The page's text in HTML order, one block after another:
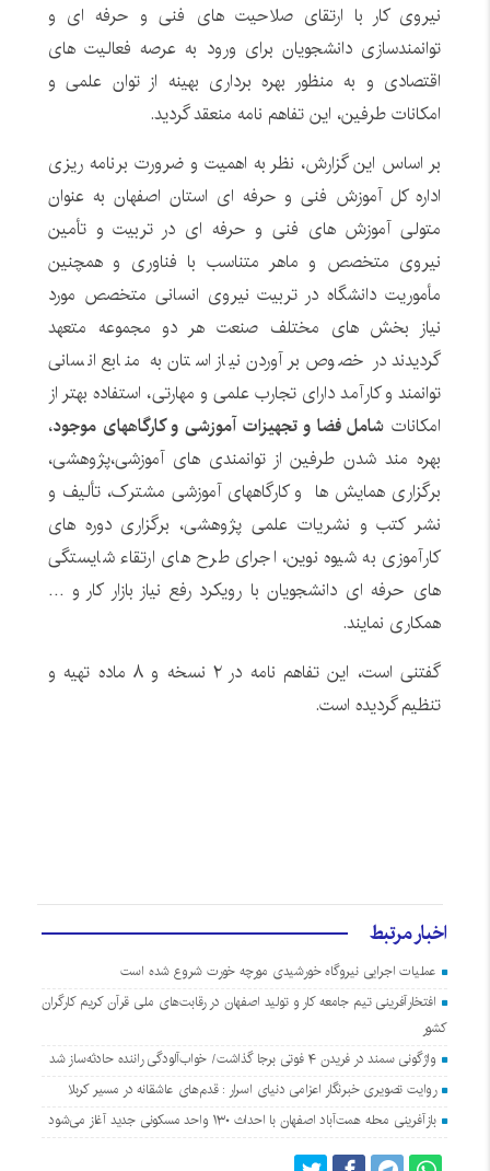
نیروی کار با ارتقای صلاحیت های فنی و حرفه ای و
توانمندسازی دانشجویان برای ورود به عرصه فعالیت های
اقتصادی و به منظور بهره برداری بهینه از توان علمی و
امکانات طرفین، این تفاهم نامه منعقد گردید.
بر اساس این گزارش، نظر به اهمیت و ضرورت برنامه ریزی
اداره کل آموزش فنی و حرفه ای استان اصفهان به عنوان
متولی آموزش های فنی و حرفه ای در تربیت و تأمین
نیروی متخصص و ماهر متناسب با فناوری و همچنین
مأموریت دانشگاه در تربیت نیروی انسانی متخصص مورد
نیاز بخش های مختلف صنعت هر دو مجموعه متعهد
گردیدند در خصوص برآوردن نیاز استان به منابع انسانی
توانمند و کارآمد دارای تجارب علمی و مهارتی، استفاده بهتر از
امکانات شامل فضا و تجهیزات آموزشی و کارگاههای موجود،
بهره مند شدن طرفین از توانمندی های آموزشی،‌پژوهشی،
برگزاری همایش ها و کارگاههای آموزشی مشترک، تألیف و
نشر کتب و نشریات علمی پژوهشی، برگزاری دوره های
کارآموزی به شیوه نوین، اجرای طرح های ارتقاء شایستگی
های حرفه ای دانشجویان با رویکرد رفع نیاز بازار کار و …
همکاری نمایند.
گفتنی است، این تفاهم نامه در ۲ نسخه و ۸ ماده تهیه و
تنظیم گردیده است.
اخبار مرتبط
عملیات اجرایی نیروگاه خورشیدی مورچه خورت شروع شده است
افتخارآفرینی تیم جامعه کار و تولید اصفهان در رقابت‌های ملی قرآن کریم کارگران
کشور
واژگونی سمند در فریدن ۴ فوتی برجا گذاشت/ خواب‌آلودگی راننده حادثه‌ساز شد
روایت تصویری خبرنگار اعزامی دنیای اسرار : قدم‌های عاشقانه در مسیر کربلا
بازآفرینی محله همت‌آباد اصفهان با احداث ۱۳۰ واحد مسکونی جدید آغاز می‌شود